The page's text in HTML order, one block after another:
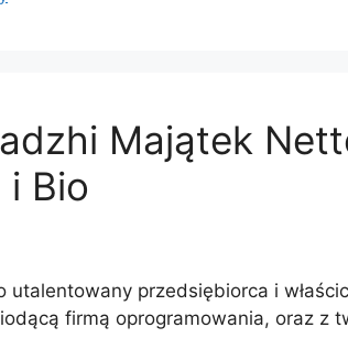
Majątek
i Bio
utalentowany przedsiębiorca i
firmą oprogramowania, oraz z